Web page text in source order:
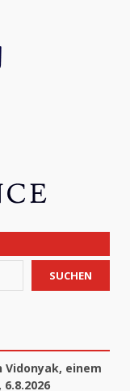
SUCHEN
Vidonyak, einem